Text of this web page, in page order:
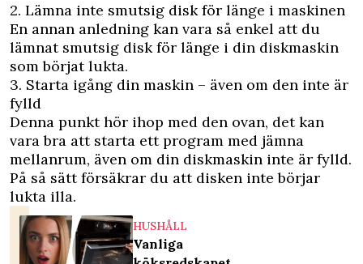
2. Lämna inte smutsig disk för länge i maskinen
En annan anledning kan vara så enkel att du
lämnat smutsig disk för länge i din diskmaskin
som börjat lukta.
3. Starta igång din maskin – även om den inte är
fylld
Denna punkt hör ihop med den ovan, det kan
vara bra att starta ett program med jämna
mellanrum, även om din diskmaskin inte är fylld.
På så sätt försäkrar du att disken inte börjar
lukta illa.
HUSHÅLL
Vanliga